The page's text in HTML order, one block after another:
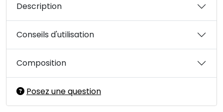
Description
Conseils d'utilisation
Composition
Posez une question